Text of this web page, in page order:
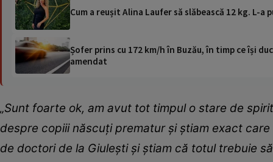
Cum a reușit Alina Laufer să slăbească 12 kg. L-a
Șofer prins cu 172 km/h în Buzău, în timp ce își
amendat
„Sunt foarte ok, am avut tot timpul o stare de
despre copiii născuți prematur și știam exact
de doctori de la Giulești și știam că totul trebuie